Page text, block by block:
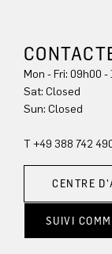
Mon - Fri: 09h00 -
Sat: Closed
Sun: Closed
T +49 388 742
CENTRE
SUIVI